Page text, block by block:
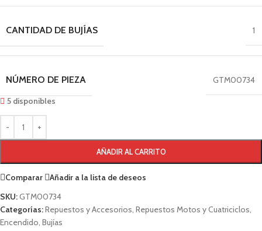
CANTIDAD DE BUJÍAS 1
NÚMERO DE PIEZA
GTM00734
5 disponibles
AÑADIR AL CARRITO
Comparar
Añadir a la lista de deseos
SKU:GTM00734
Categorías:Repuestos y Accesorios, Repuestos Motos y Cuatriciclos,
Encendido, Bujías